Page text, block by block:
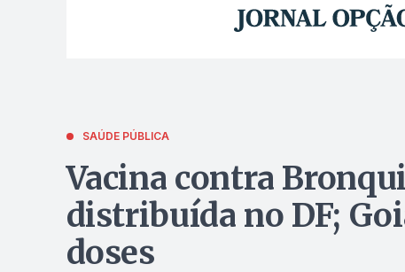
SAÚDE PÚBLICA
Vacina contra
distribuída no DF;
doses